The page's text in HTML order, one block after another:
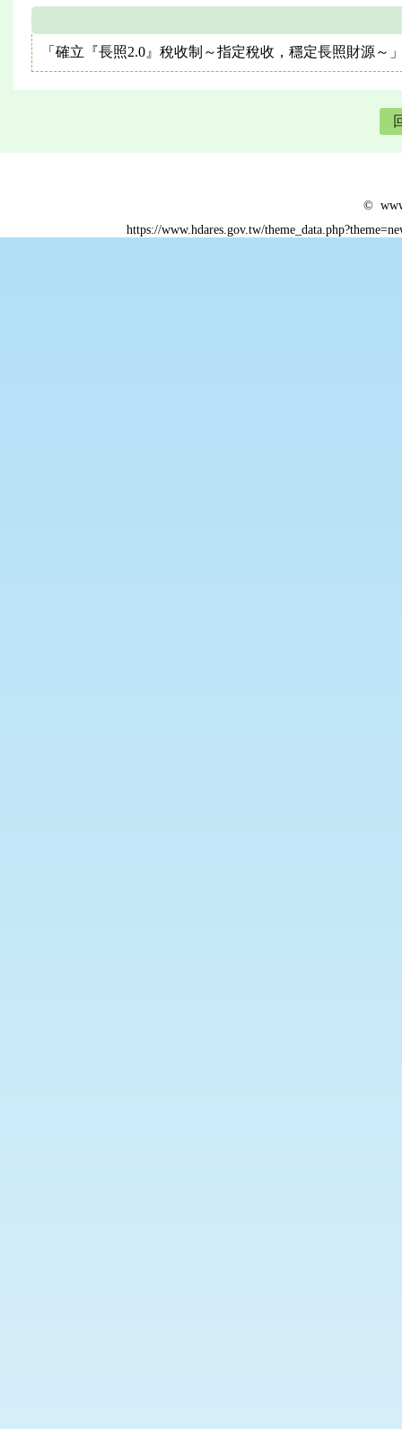
「確立『長照2.0』稅收制～指定稅收，穩定長照財源～
©
https://www.hdares.gov.tw/